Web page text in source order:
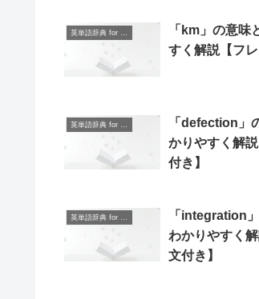
「km」の意味
すく解説【フ
英単語辞典 for Beginners
「defection」
かりやすく解
付き】
英単語辞典 for Beginners
「integration
わかりやすく
文付き】